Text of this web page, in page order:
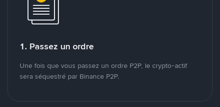
1. Passez un ordre
Une fois que vous passez un ordre P2P, le crypto-actif
sera séquestré par Binance P2P.